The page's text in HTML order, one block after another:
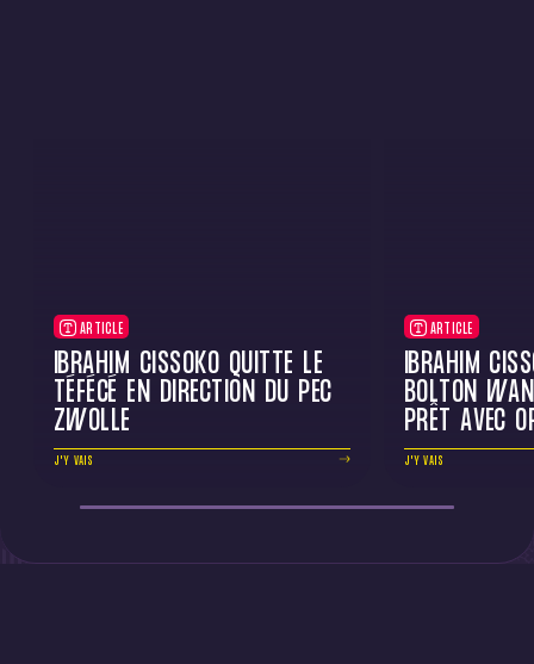
ARTICLE
IBRAHIM CISSOKO QUITTE LE
TÉFÉCÉ EN DIRECTION DU PEC
ZWOLLE
J'Y VAIS
ARTICLE
IBRAHIM
BOLTON
PRÊT AVEC
J'Y VAIS